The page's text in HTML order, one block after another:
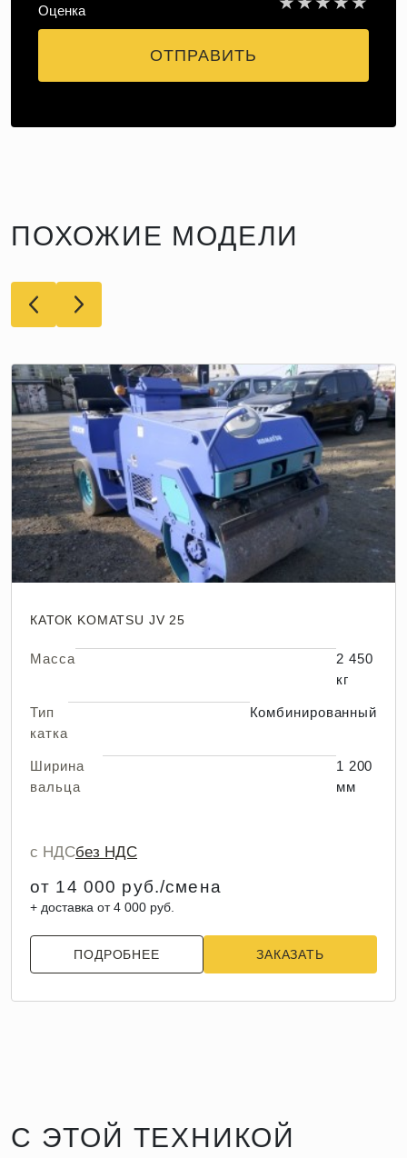
Оценка
ОТПРАВИТЬ
ПОХОЖИЕ МОДЕЛИ
КАТОК KOMATSU JV 25
Масса
2 450
кг
Тип
катка
Комбинированный
Ширина
вальца
1 200
мм
с НДСбез НДС
от 14 000 руб./смена
+ доставка от 4 000 руб.
ПОДРОБНЕЕ ЗАКАЗАТЬ
С ЭТОЙ ТЕХНИКОЙ